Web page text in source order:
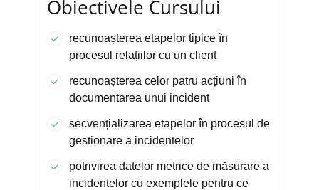
Obiectivele Cursului
recunoașterea etapelor tipice în
procesul relațiilor cu un client
recunoașterea celor patru acțiuni în
documentarea unui incident
secvențializarea etapelor în procesul de
gestionare a incidentelor
potrivirea datelor metrice de măsurare a
incidentelor cu exemplele pentru ce